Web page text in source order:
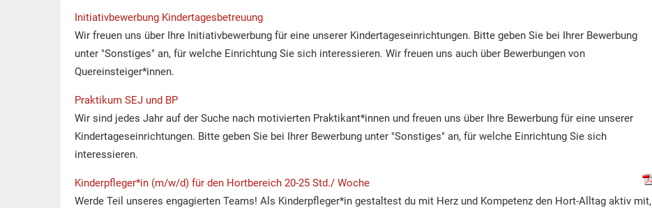
Initiativbewerbung Kindertagesbetreuung
Wir freuen uns über Ihre Initiativbewerbung für eine unserer Kindertageseinrichtungen. Bitte geben Sie bei Ihrer Bewerbung
unter "Sonstiges" an, für welche Einrichtung Sie sich interessieren. Wir freuen uns auch über Bewerbungen von
Quereinsteiger*innen.
Praktikum SEJ und BP
Wir sind jedes Jahr auf der Suche nach motivierten Praktikant*innen und freuen uns über Ihre Bewerbung für eine unserer
Kindertageseinrichtungen. Bitte geben Sie bei Ihrer Bewerbung unter "Sonstiges" an, für welche Einrichtung Sie sich
interessieren.
Kinderpfleger*in (m/w/d) für den Hortbereich 20-25 Std./ Woche
Werde Teil unseres engagierten Teams! Als Kinderpfleger*in gestaltest du mit Herz und Kompetenz den Hort-Alltag aktiv mit,